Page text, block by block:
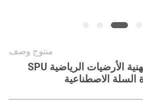
منتوج وصف
حماية السلامة المهنية الأرضيات الرياضية SPU
الاصطناعية